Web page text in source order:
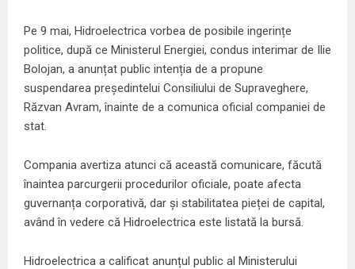
Pe 9 mai, Hidroelectrica vorbea de posibile ingerințe
politice, după ce Ministerul Energiei, condus interimar de Ilie
Bolojan, a anunțat public intenția de a propune
suspendarea președintelui Consiliului de Supraveghere,
Răzvan Avram, înainte de a comunica oficial companiei de
stat.
Compania avertiza atunci că această comunicare, făcută
înaintea parcurgerii procedurilor oficiale, poate afecta
guvernanța corporativă, dar și stabilitatea pieței de capital,
având în vedere că Hidroelectrica este listată la bursă.
Hidroelectrica a calificat anunțul public al Ministerului